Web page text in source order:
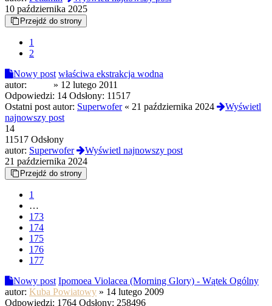
10 października 2025
Przejdź do strony
1
2
Nowy post właściwa ekstrakcja wodna
autor:
» 12 lutego 2011
Odpowiedzi: 14 Odsłony: 11517
Ostatni post autor: Superwofer« 21 października 2024
Wyświetl
najnowszy post
14
11517 Odsłony
autor: Superwofer
Wyświetl najnowszy post
21 października 2024
Przejdź do strony
1
…
173
174
175
176
177
Nowy post Ipomoea Violacea (Morning Glory) - Wątek Ogólny
autor: Kuba Powiatowy » 14 lutego 2009
Odpowiedzi: 1764 Odsłony: 258496